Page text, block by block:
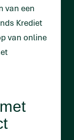
van een
Krediet
van online